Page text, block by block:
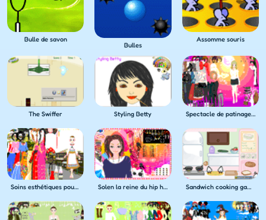
Bulle de savon
Bulles
Assomme souris
The Swiffer Styling Betty Spectacle de patinage artistique
Soins esthétiques pour Camille Solen la reine du hip hop Sandwich cooking game